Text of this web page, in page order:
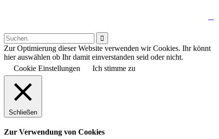

Zur Optimierung dieser Website verwenden wir Cookies. Ihr könnt
hier auswählen ob Ihr damit einverstanden seid oder nicht.
Cookie Einstellungen
Ich stimme zu
Schließen
Zur Verwendung von Cookies